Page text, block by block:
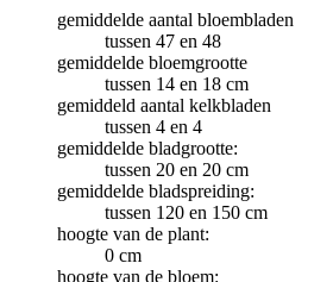
gemiddelde aantal bloembladen
tussen 47 en 48
gemiddelde bloemgrootte
tussen 14 en 18 cm
gemiddeld aantal kelkbladen
tussen 4 en 4
gemiddelde bladgrootte:
tussen 20 en 20 cm
gemiddelde bladspreiding:
tussen 120 en 150 cm
hoogte van de plant:
0 cm
hoogte van de bloem: